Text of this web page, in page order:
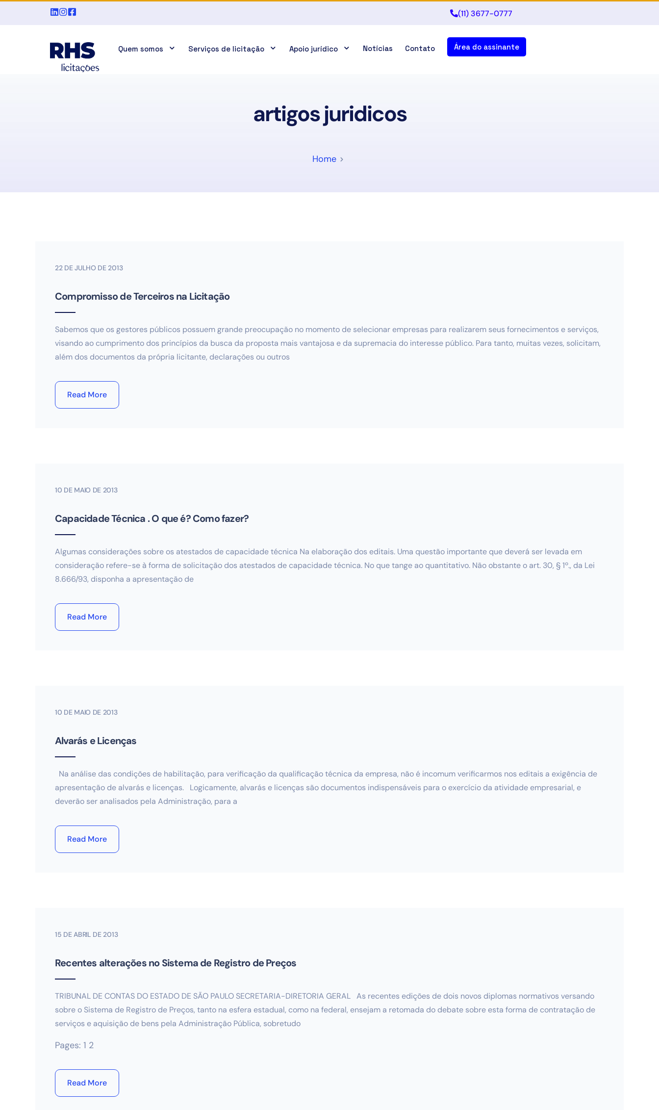
(11) 3677-0777
Quem somos Serviços de licitação Apoio jurídico Notícias Contato Área do assinante
artigos juridicos
Home
22 DE JULHO DE 2013
Compromisso de Terceiros na Licitação
Sabemos que os gestores públicos possuem grande preocupação no momento de selecionar empresas para realizarem seus fornecimentos e serviços,
visando ao cumprimento dos princípios da busca da proposta mais vantajosa e da supremacia do interesse público. Para tanto, muitas vezes, solicitam,
além dos documentos da própria licitante, declarações ou outros
Read More
10 DE MAIO DE 2013
Capacidade Técnica . O que é? Como fazer?
Algumas considerações sobre os atestados de capacidade técnica Na elaboração dos editais. Uma questão importante que deverá ser levada em
consideração refere-se à forma de solicitação dos atestados de capacidade técnica. No que tange ao quantitativo. Não obstante o art. 30, § 1º., da Lei
8.666/93, disponha a apresentação de
Read More
10 DE MAIO DE 2013
Alvarás e Licenças
Na análise das condições de habilitação, para verificação da qualificação técnica da empresa, não é incomum verificarmos nos editais a exigência de
apresentação de alvarás e licenças. Logicamente, alvarás e licenças são documentos indispensáveis para o exercício da atividade empresarial, e
deverão ser analisados pela Administração, para a
Read More
15 DE ABRIL DE 2013
Recentes alterações no Sistema de Registro de Preços
TRIBUNAL DE CONTAS DO ESTADO DE SÃO PAULO SECRETARIA-DIRETORIA GERAL As recentes edições de dois novos diplomas normativos versando
sobre o Sistema de Registro de Preços, tanto na esfera estadual, como na federal, ensejam a retomada do debate sobre esta forma de contratação de
serviços e aquisição de bens pela Administração Pública, sobretudo
Pages: 1 2
Read More